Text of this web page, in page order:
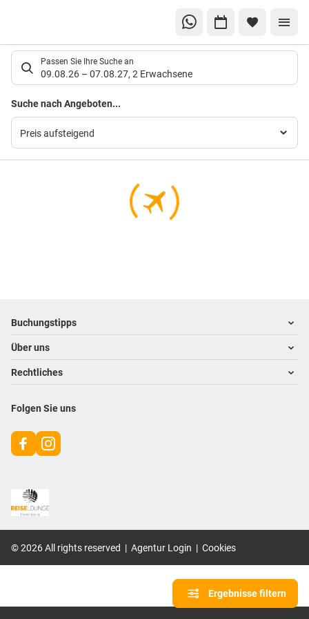
Suchlistenseite
Passen Sie Ihre Suche an
09.08.26 – 07.08.27, 2 Erwachsene
Ergebnisse filtern
Suche nach Angeboten...
Preis aufsteigend
Footer navigation
Buchungstipps
Warum im Reisebüro buchen
Hoteltipps
Reisewelten
Über uns
Kontakt
Karriere
Rechtliches
Folgen Sie uns
©2026All rights reserved | Agentur Login | Cookies